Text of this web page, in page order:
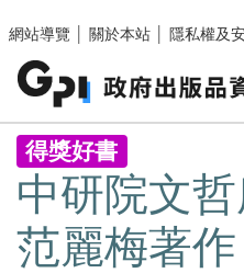
網站導覽
關於本站 隱私權及
:::
得獎好書
中研院文
范麗梅著